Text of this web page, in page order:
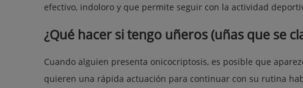
efectivo, indoloro y que permite seguir con la actividad
¿Qué hacer si tengo uñeros (uñas que se
Cuando alguien presenta onicocriptosis, es posible que
quieren una rápida actuación para continuar con su rutina